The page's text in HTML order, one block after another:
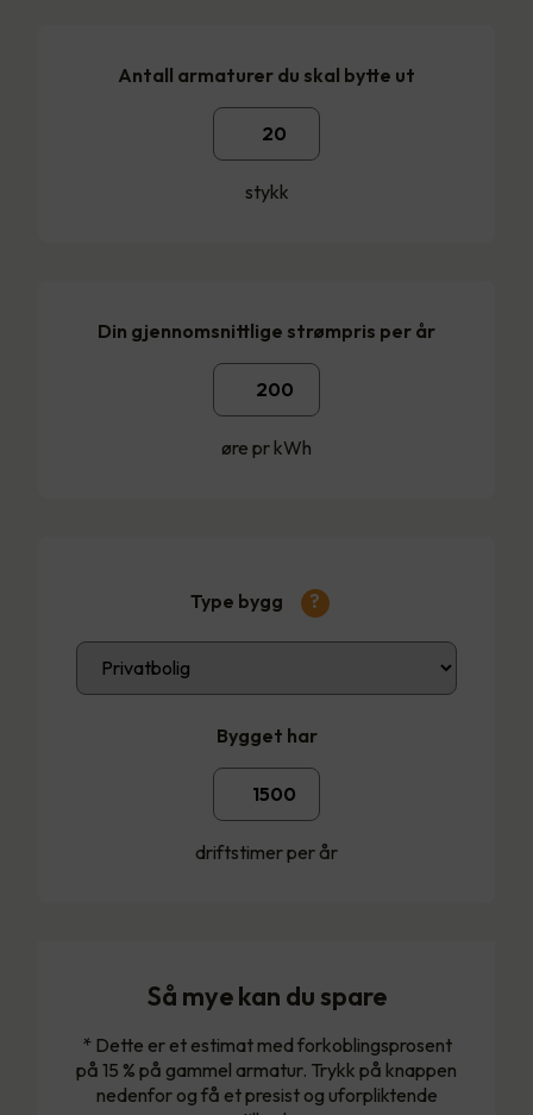
Antall armaturer du skal bytte ut
stykk
Din gjennomsnittlige strømpris per år
øre pr kWh
Type bygg ?
Bygget har
driftstimer per år
Så mye kan du spare
* Dette er et estimat med forkoblingsprosent
på 15 % på gammel armatur. Trykk på knappen
nedenfor og få et presist og uforpliktende